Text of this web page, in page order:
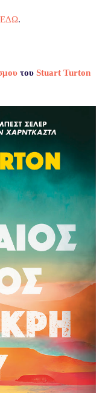
ΕΔΩ.
του Stuart Turton